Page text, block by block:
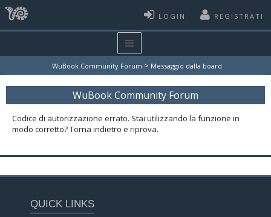
LOGIN REGISTRATI
WuBook Community Forum > Messaggio dalla board
WuBook Community Forum
Codice di autorizzazione errato. Stai utilizzando la funzione in
modo corretto? Torna indietro e riprova.
QUICK LINKS